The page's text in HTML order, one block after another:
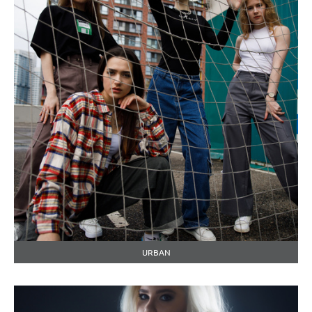
URBAN